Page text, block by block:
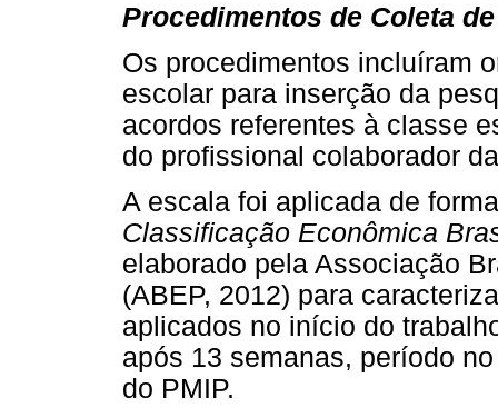
Procedimentos de Coleta
Os procedimentos incluíram
escolar para inserção da
acordos referentes à classe
do profissional colaborador
A escala foi aplicada de
Classificação Econômica
elaborado pela Associação
(ABEP, 2012) para
aplicados no início do
após 13 semanas, período
do PMIP.